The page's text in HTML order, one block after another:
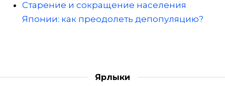
Старение и сокращение населения
Японии: как преодолеть депопуляцию?
Ярлыки